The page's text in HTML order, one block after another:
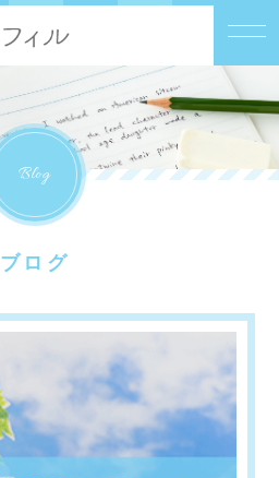
Blog
ブログ